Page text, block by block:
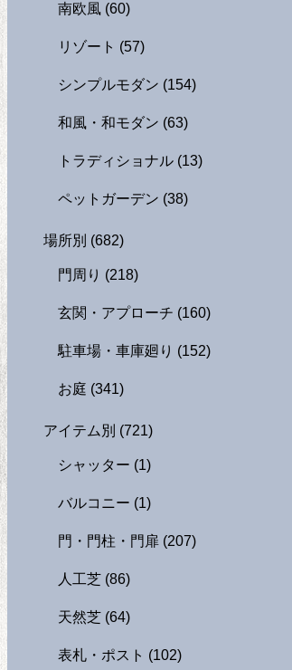
南欧風 (60)
リゾート (57)
シンプルモダン (154)
和風・和モダン (63)
トラディショナル (13)
ペットガーデン (38)
場所別 (682)
門周り (218)
玄関・アプローチ (160)
駐車場・車庫廻り (152)
お庭 (341)
アイテム別 (721)
シャッター (1)
バルコニー (1)
門・門柱・門扉 (207)
人工芝 (86)
天然芝 (64)
表札・ポスト (102)